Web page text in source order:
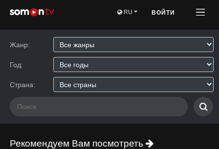
RU ВОЙТИ
Жанр:
Год:
Страна:
Рекомендуем Вам посмотреть